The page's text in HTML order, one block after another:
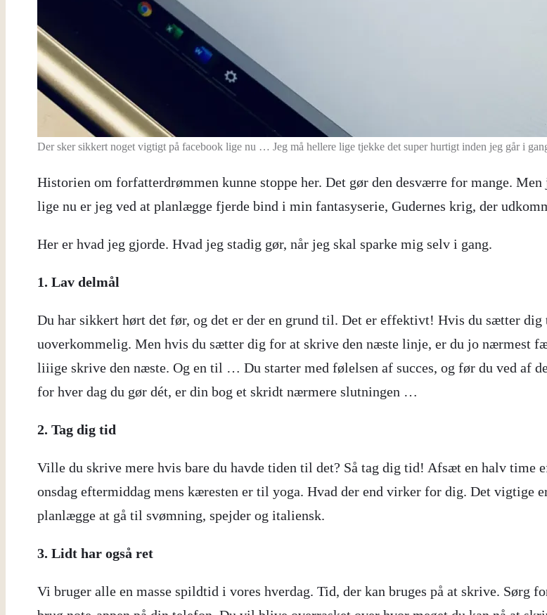
Der sker sikkert noget vigtigt på facebook lige nu … Jeg må hellere lige tjekke det super hurtigt inden jeg går i
Historien om forfatterdrømmen kunne stoppe her. Det gør den desværre for mange.
lige nu er jeg ved at planlægge fjerde bind i min fantasyserie, Gudernes krig, der
Her er hvad jeg gjorde. Hvad jeg stadig gør, når jeg skal sparke mig selv i gang.
1. Lav delmål
Du har sikkert hørt det før, og det er der en grund til. Det er effektivt! Hvis du sætter
uoverkommelig. Men hvis du sætter dig for at skrive den næste linje, er du jo nærmest
liiige skrive den næste. Og en til … Du starter med følelsen af succes, og før du ved af
for hver dag du gør dét, er din bog et skridt nærmere slutningen …
2. Tag dig tid
Ville du skrive mere hvis bare du havde tiden til det? Så tag dig tid! Afsæt en halv time
onsdag eftermiddag mens kæresten er til yoga. Hvad der end virker for dig. Det
planlægge at gå til svømning, spejder og italiensk.
3. Lidt har også ret
Vi bruger alle en masse spildtid i vores hverdag. Tid, der kan bruges på at skrive. Sørg